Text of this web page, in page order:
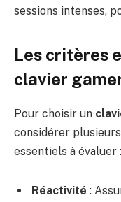
sessions intenses,
Les critères
clavier
Pour choisir un
considérer
essentiels à évaluer :
Réactivité :